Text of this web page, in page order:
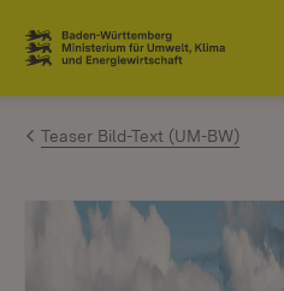
Zum Inhalt springen
Link zur Startseite
Teaser Bild-Text (UM-BW)